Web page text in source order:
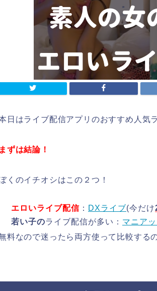
日はライブ配信アプリのおすすめ人気
まずは結論！
くのイチオシはこの２つ！
エロいライブ配信 ： DXライブ(今だけ
若い子のライブ配信が多い： マニア
料なので迷ったら両方使って比較する